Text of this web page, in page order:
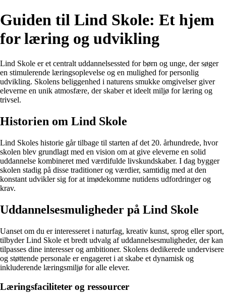
Guiden til Lind Skole: Et hjem
for læring og udvikling
Lind Skole er et centralt uddannelsessted for børn og unge, der søger
en stimulerende læringsoplevelse og en mulighed for personlig
udvikling. Skolens beliggenhed i naturens smukke omgivelser giver
eleverne en unik atmosfære, der skaber et ideelt miljø for læring og
trivsel.
Historien om Lind Skole
Lind Skoles historie går tilbage til starten af det 20. århundrede, hvor
skolen blev grundlagt med en vision om at give eleverne en solid
uddannelse kombineret med værdifulde livskundskaber. I dag bygger
skolen stadig på disse traditioner og værdier, samtidig med at den
konstant udvikler sig for at imødekomme nutidens udfordringer og
krav.
Uddannelsesmuligheder på Lind Skole
Uanset om du er interesseret i naturfag, kreativ kunst, sprog eller sport,
tilbyder Lind Skole et bredt udvalg af uddannelsesmuligheder, der kan
tilpasses dine interesser og ambitioner. Skolens dedikerede undervisere
og støttende personale er engageret i at skabe et dynamisk og
inkluderende læringsmiljø for alle elever.
Læringsfaciliteter og ressourcer